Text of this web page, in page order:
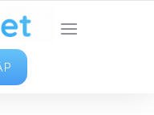
NHẤT VIỆT